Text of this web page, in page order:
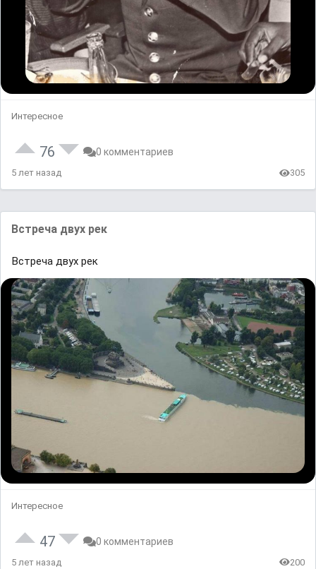
Интересное
76 0 комментариев
5 лет назад 305
Встреча двух рек
Встреча двух рек
Интересное
47 0 комментариев
5 лет назад 200